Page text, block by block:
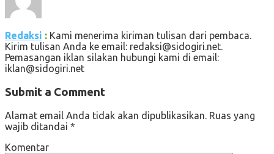
Redaksi : Kami menerima kiriman tulisan dari pembaca.
Kirim tulisan Anda ke email: redaksi@sidogiri.net.
Pemasangan iklan silakan hubungi kami di email:
iklan@sidogiri.net
Submit a Comment
Alamat email Anda tidak akan dipublikasikan. Ruas yang
wajib ditandai *
Komentar